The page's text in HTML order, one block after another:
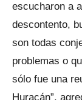
escucharon a
descontento,
son todas
problemas o
sólo fue una
Huracán”,